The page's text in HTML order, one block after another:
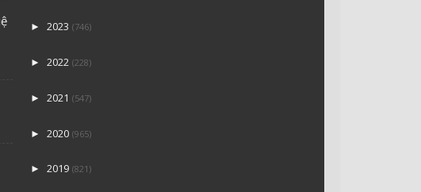
► 2023 (746)
► 2022 (228)
► 2021 (547)
► 2020 (965)
► 2019 (821)